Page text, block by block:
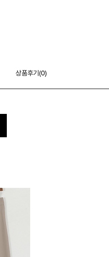
상품후기(0)